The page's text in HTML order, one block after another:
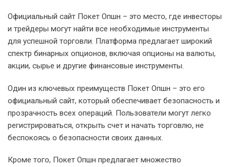
Официальный сайт Покет Опшн – это место, где инвесторы
и трейдеры могут найти все необходимые инструменты
для успешной торговли. Платформа предлагает широкий
спектр бинарных опционов, включая опционы на валюты,
акции, сырье и другие финансовые инструменты.
Один из ключевых преимуществ Покет Опшн – это его
официальный сайт, который обеспечивает безопасность и
прозрачность всех операций. Пользователи могут легко
регистрироваться, открыть счет и начать торговлю, не
беспокоясь о безопасности своих данных.
Кроме того, Покет Опшн предлагает множество